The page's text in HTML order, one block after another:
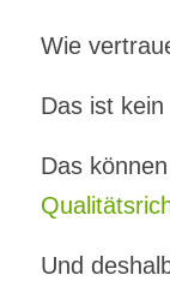
Wie
Das ist
Das
Und